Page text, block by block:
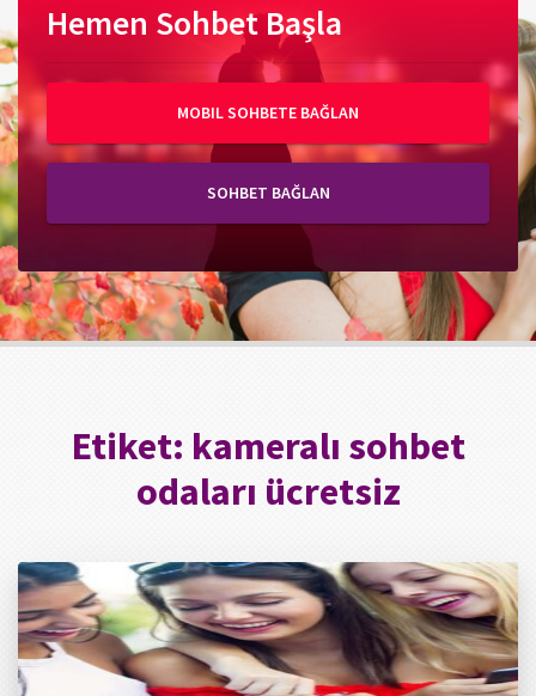
Hemen Sohbet Başla
MOBIL SOHBETE BAĞLAN
SOHBET BAĞLAN
Etiket: kameralı sohbet
odaları ücretsiz